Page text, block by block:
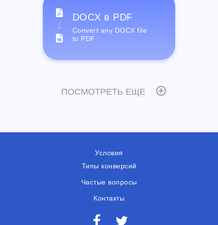
DOCX в PDF
Convert any DOCX file
to PDF
ПОСМОТРЕТЬ ЕЩЕ
Условия
Типы конверсий
Частые вопросы
Контакты